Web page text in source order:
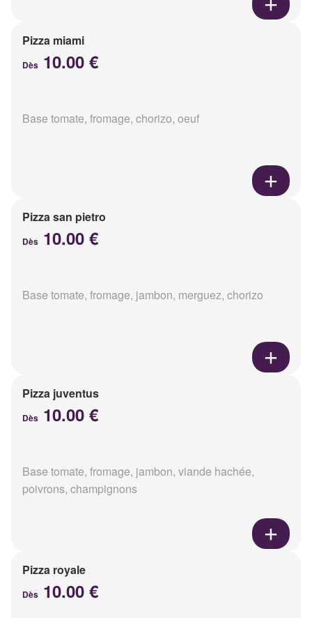
Pizza miami
Dès 10.00 €
Base tomate, fromage, chorizo, oeuf
Pizza san pietro
Dès 10.00 €
Base tomate, fromage, jambon, merguez, chorizo
Pizza juventus
Dès 10.00 €
Base tomate, fromage, jambon, viande hachée,
poivrons, champignons
Pizza royale
Dès 10.00 €